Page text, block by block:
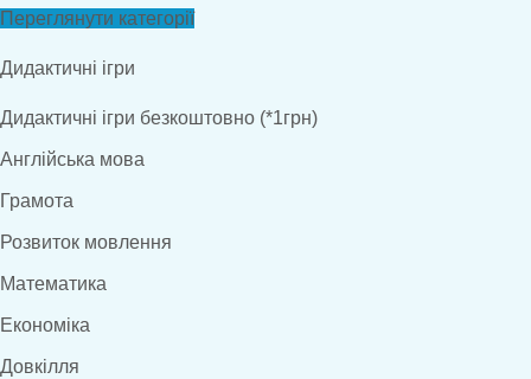
Переглянути категорії
Дидактичні ігри
Дидактичні ігри безкоштовно (*1грн)
Англійська мова
Грамота
Розвиток мовлення
Математика
Економіка
Довкілля